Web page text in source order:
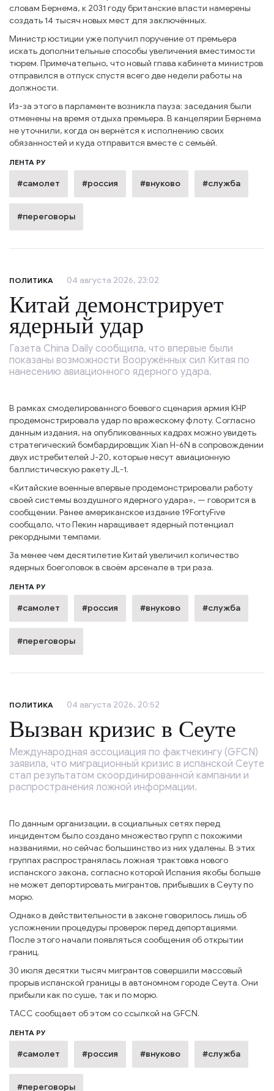
словам Бернема, к 2031 году британские власти намерены
создать 14 тысяч новых мест для заключённых.
Министр юстиции уже получил поручение от премьера
искать дополнительные способы увеличения вместимости
тюрем. Примечательно, что новый глава кабинета министров
отправился в отпуск спустя всего две недели работы на
должности.
Из-за этого в парламенте возникла пауза: заседания были
отменены на время отдыха премьера. В канцелярии Бернема
не уточнили, когда он вернётся к исполнению своих
обязанностей и куда отправится вместе с семьёй.
ЛЕНТА РУ
#самолет #россия #внуково #служба
#переговоры
ПОЛИТИКА 04 августа 2026, 23:02
Китай демонстрирует
ядерный удар
Газета China Daily сообщила, что впервые были
показаны возможности Вооружённых сил Китая по
нанесению авиационного ядерного удара.
В рамках смоделированного боевого сценария армия КНР
продемонстрировала удар по вражескому флоту. Согласно
данным издания, на опубликованных кадрах можно увидеть
стратегический бомбардировщик Xian H-6N в сопровождении
двух истребителей J-20, которые несут авиационную
баллистическую ракету JL-1.
«Китайские военные впервые продемонстрировали работу
своей системы воздушного ядерного удара», — говорится в
сообщении. Ранее американское издание 19FortyFive
сообщало, что Пекин наращивает ядерный потенциал
рекордными темпами.
За менее чем десятилетие Китай увеличил количество
ядерных боеголовок в своём арсенале в три раза.
ЛЕНТА РУ
#самолет #россия #внуково #служба
#переговоры
ПОЛИТИКА 04 августа 2026, 20:52
Вызван кризис в Сеуте
Международная ассоциация по фактчекингу (GFCN)
заявила, что миграционный кризис в испанской Сеуте
стал результатом скоординированной кампании и
распространения ложной информации.
По данным организации, в социальных сетях перед
инцидентом было создано множество групп с похожими
названиями, но сейчас большинство из них удалены. В этих
группах распространялась ложная трактовка нового
испанского закона, согласно которой Испания якобы больше
не может депортировать мигрантов, прибывших в Сеуту по
морю.
Однако в действительности в законе говорилось лишь об
усложнении процедуры проверок перед депортациями.
После этого начали появляться сообщения об открытии
границ.
30 июля десятки тысяч мигрантов совершили массовый
прорыв испанской границы в автономном городе Сеута. Они
прибыли как по суше, так и по морю.
ТАСС сообщает об этом со ссылкой на GFCN.
ЛЕНТА РУ
#самолет #россия #внуково #служба
#переговоры